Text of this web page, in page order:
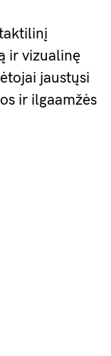
ir vizualinę
jaustųsi
ir ilgaamžės